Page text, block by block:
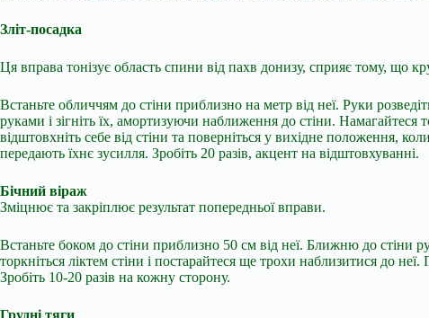
Зліт-посадка
Ця вправа тонізує область спини від пахв донизу, сприяє тому, що
Встаньте обличчям до стіни приблизно на метр від неї. Руки
руками і зігніть їх, амортизуючи наближення до стіни.
відштовхніть себе від стіни та поверніться у вихідне положення,
передають їхнє зусилля. Зробіть 20 разів, акцент на відштовхуванні.
Бічний віраж
Зміцнює та закріплює результат попередньої вправи.
Встаньте боком до стіни приблизно 50 см від неї. Ближню до стіни
торкніться ліктем стіни і постарайтеся ще трохи наблизитися до
Зробіть 10-20 разів на кожну сторону.
Грудні тяги